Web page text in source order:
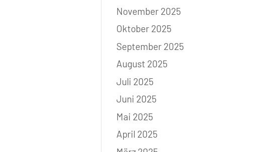
November 2025
Oktober 2025
September 2025
August 2025
Juli 2025
Juni 2025
Mai 2025
April 2025